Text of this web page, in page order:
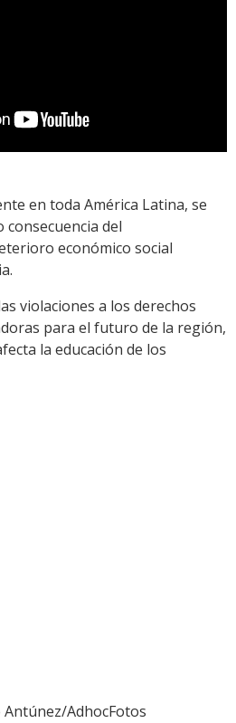
en toda América Latina, se
consecuencia del
económico social
violaciones a los derechos
para el futuro de la región,
la educación de los
Antúnez/AdhocFotos